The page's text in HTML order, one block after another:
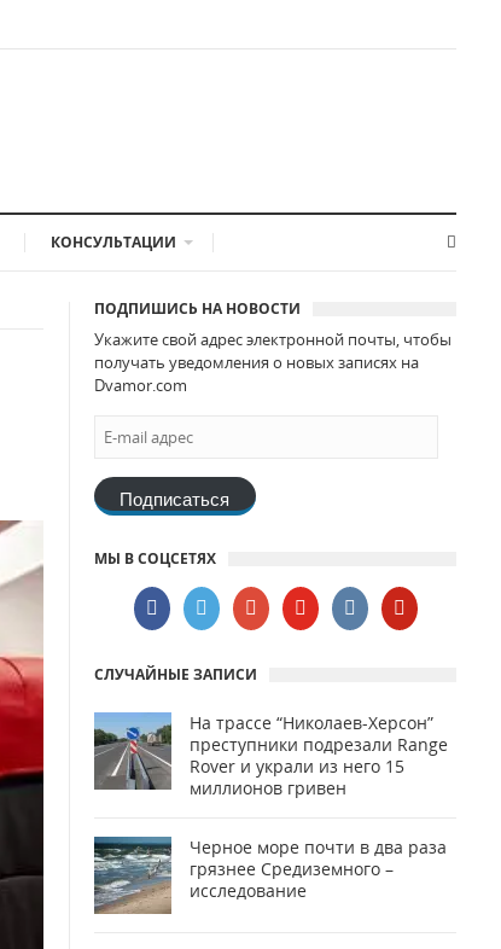
КОНСУЛЬТАЦИИ
ПОДПИШИСЬ НА НОВОСТИ
Укажите свой адрес электронной почты, чтобы
получать уведомления о новых записях на
Dvamor.com
Подписаться
МЫ В СОЦСЕТЯХ
СЛУЧАЙНЫЕ ЗАПИСИ
На трассе “Николаев-Херсон”
преступники подрезали Range
Rover и украли из него 15
миллионов гривен
Черное море почти в два раза
грязнее Средиземного –
исследование